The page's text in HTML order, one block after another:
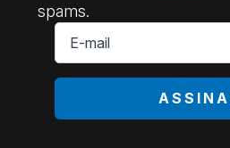
spams.
E-
mail
*